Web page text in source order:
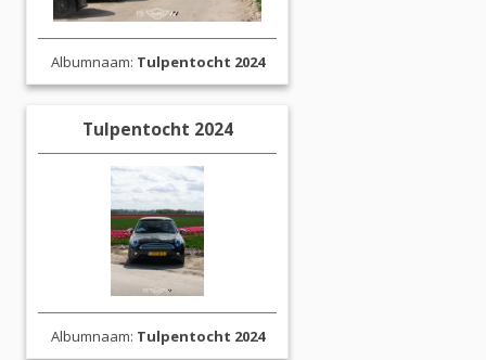
Albumnaam: Tulpentocht 2024
Tulpentocht 2024
Albumnaam: Tulpentocht 2024